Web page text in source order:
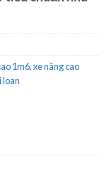
1m6,xe nâng cao
loan